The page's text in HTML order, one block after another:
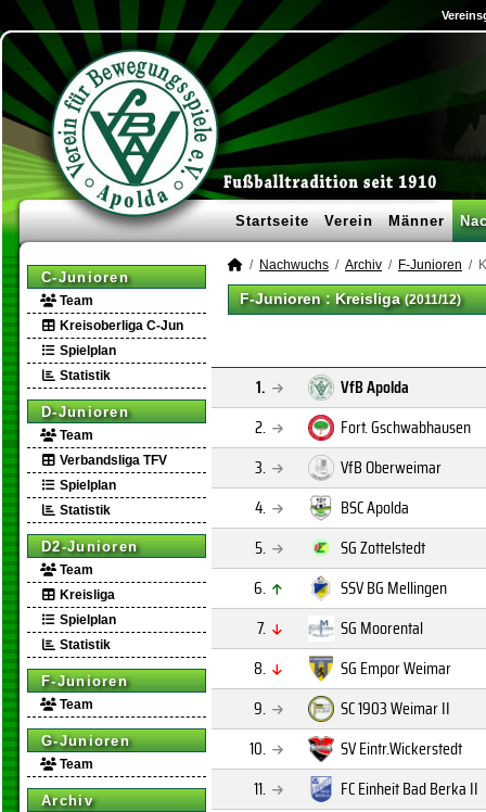
Startseite Verein Männer
C-Junioren
Team
Kreisoberliga C-Jun
Spielplan
Statistik
D-Junioren
Team
Verbandsliga TFV
Spielplan
Statistik
D2-Junioren
Team
Kreisliga
Spielplan
Statistik
F-Junioren
Team
G-Junioren
Team
Archiv
Nachwuchs Archiv F-Junioren
F-Junioren :Kreisliga (2011/12)
1.
VfB Apolda
2.
Fort. Gschwabhausen
3.
VfB Oberweimar
4.
BSC Apolda
5.
SG Zottelstedt
6.
SSV BG Mellingen
7.
SG Moorental
8.
SG Empor Weimar
9.
SC 1903 Weimar II
10.
SV Eintr.Wickerstedt
11.
FC Einheit Bad Berka II